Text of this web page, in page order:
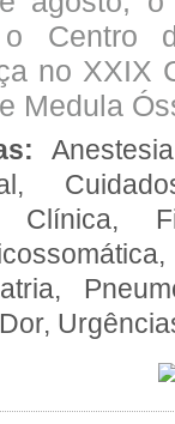
Centro
no XXIX
Medula
Clínica,